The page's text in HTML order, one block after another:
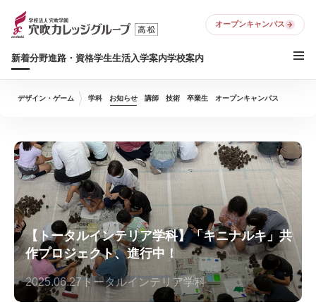
新着分野進路・資格学生生活入学案内学校案内
オープンキャンパス
デザイン・ゲーム 学科 お知らせ 講師 技術 卒業生 オープンキャンパス
【トータルインテリア学科】「キニナルキ」共
作プロジェクト、進行中！
2025.06.27 トータルインテリア学科